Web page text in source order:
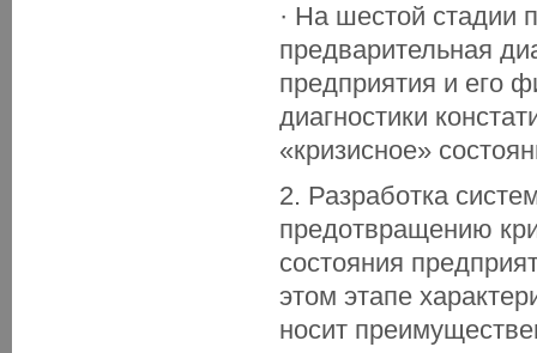
· На шестой стадии
предварительная
предприятия и его
диагностики
«кризисное»
2. Разработка
предотвращению
состояния
этом этапе
носит